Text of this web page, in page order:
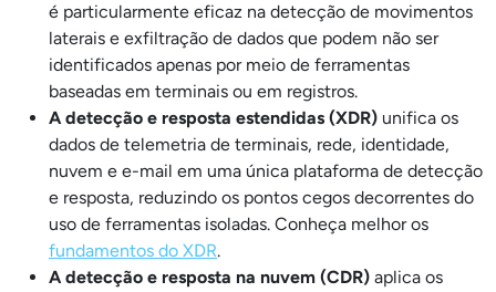
é particularmente eficaz na detecção de movimentos
laterais e exfiltração de dados que podem não ser
identificados apenas por meio de ferramentas
baseadas em terminais ou em registros.
A detecção e resposta estendidas (XDR) unifica os
dados de telemetria de terminais, rede, identidade,
nuvem e e-mail em uma única plataforma de detecção
e resposta, reduzindo os pontos cegos decorrentes do
uso de ferramentas isoladas. Conheça melhor os
fundamentos do XDR.
A detecção e resposta na nuvem (CDR) aplica os